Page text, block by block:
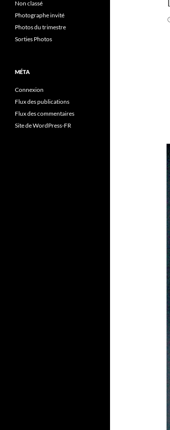
Non classé
Photographe invité
Photos du trimestre
Sorties Photos
MÉTA
Connexion
Flux des publications
Flux des commentaires
Site de WordPress-FR